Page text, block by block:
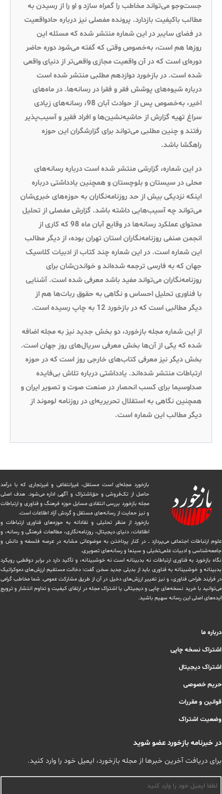
جست‌وجو می‌تواند مخاطب را گمراه سازد و او را از رسیدن به
مطالب باکیفیت بازدارد. پرونده مفصلی نیز درباره حادواقعیت
در فضای سایبر در این شماره منتشر شده که مسئله این
روزها هم است، به‌خصوص وقتی که گفته می‌شود دوره حاضر
دوره‌ای است که در آن واقعیت مجازی واقعی‌تر از دنیای واقعی
شده است. در بازخورد دوازدهم مطلبی منتشر شده است
درباره شیوه‌های پوشش فقر و فقرا در رسانه‌ها. در ماه‌های
اخیر، به‌خصوص پس از حوادث آبان 98، رسانه‌های زیادی
سراغ تهیه گزارش از حاشیه‌نشین‌ها و افراد فقیر و آسیب‌پذیر
رفتند و چنین مطلبی می‌تواند برای گزارشگران این حوزه
راهگشا باشد.
در این شماره، گزارشی منتشر شده است درباره رسانه‌های
محلی در سیستان و بلوچستان و همچنین یادداشتی درباره
اینکه نزدیکی بیش از حد روزنامه‌نگاران به حوزه‌های خبری‌شان
می‌تواند چه آسیب‌هایی داشته باشد. گزارش مفصلی از تحلیل
محتوای عملکرد رسانه‌ها در وقایع آبان ماه 98 که کاری از
انجمن صنفی روزنامه‌نگاران استان تهران بوده، از دیگر مطالب
این شماره است. در این شماره چند کتاب از ادبیات کلاسیک
جهان که به فارسی ترجمه شده‌اند و خواندن‌شان برای
روزنامه‌نگاران می‌تواند مفید باشد معرفی شده است. آشنایی
با فناوری تحلیل احساس و نگاهی به حقوق ربات‌ها هم از
دیگر مطالبی است که در بازخورد 12 به چاپ رسیده است.
از این شماره مجله بازخورد، دو بخش جدید نیز به مجله اضافه
شده که یکی از آن‌ها بخش معرفی سریال‌های روز جهان است.
بخش دیگر نیز معرفی کتاب‌های خارجی روز است که در حوزه
ارتباطات منتشر شده‌اند. یادداشتی درباره تلاش بی‌فایده
صداوسیما برای کسب انحصار در صنعت صوت و تصویر ایران و
همچنین نگاهی به استقلال تحریریه‌ای در روزنامه لوموند از
دیگر مطالب این شماره است.
بازخورد مجله‌ای است مستقل، غیرانتفاعی و غیرتجاری که با درآمد
حاصل از تک‌فروشی و حق‌اشتراک و آگهی اداره می‌شود. ‏هدف اصلی
مجله بازخورد بررسی انتقادی مسایل حوزه فرهنگ و فناوری و ارتباطات
و نیز حمایت از رسانه‌های مستقل و‌ گردش ‏آزاد اطلاعات است.
بازخورد از منظر تحلیلی و نقادانه به حوزه‌های فناوری ارتباطات و
اطلاعات، دنیای دیجیتال، روزنامه‌نگاری، ‏مطالعات فرهنگی و رسانه، و
علوم ارتباطات اجتماعی می‌پردازد ــ در کنار پرداختن به موضوعاتی مشابه در عرصه فلسفه و دانش و
‏جامعه‌شناسی و ادبیات علمی‌تخیلی و سینما و رسانه‌های تصویری.
نگاه بازخورد به فناوری ارتباطات نه بدبینانه است نه خوشبینانه، و تأکید دارد ‏در برابر دوقطبیِ رویکرد
بدبینانه و خوشبینانه به فناوری باید از بدیلی جدید سخن گفت: دخالت مستقیم ارزش‌های دموکراتیک
در ‏فرایند طراحی فناوری، و نیز تغییر ارزش‌های دخيل در آن از طریق مشاركت عمومی. شما مخاطب گرامی
می‌توانید با خرید نسخه‌های چاپی و دیجیتالی یا ‏اشتراک مجله در ارتقای کیفیت و تداوم انتشار و ترویج
ایده‌های اصلی این رسانه سهیم باشید.
درباره ما
اشتراک نسخه چاپی
اشتراک دیجیتال
حریم خصوصی
قوانین و مقررات
وضعیت اشتراک
در خبرنامه بازخورد عضو شوید
برای دریافت آخرین خبرها از مجله بازخورد، ایمیل خود را وارد کنید.